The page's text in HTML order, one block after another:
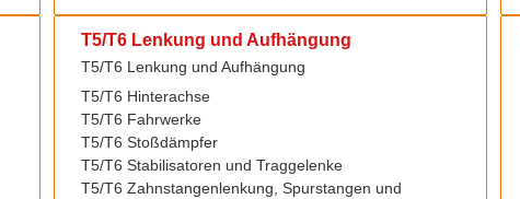
T5/T6 Lenkung und Aufhängung
T5/T6 Lenkung und Aufhängung
T5/T6 Hinterachse
T5/T6 Fahrwerke
T5/T6 Stoßdämpfer
T5/T6 Stabilisatoren und Traggelenke
T5/T6 Zahnstangenlenkung, Spurstangen und